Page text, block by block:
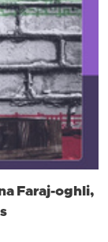
Faraj-oghli,